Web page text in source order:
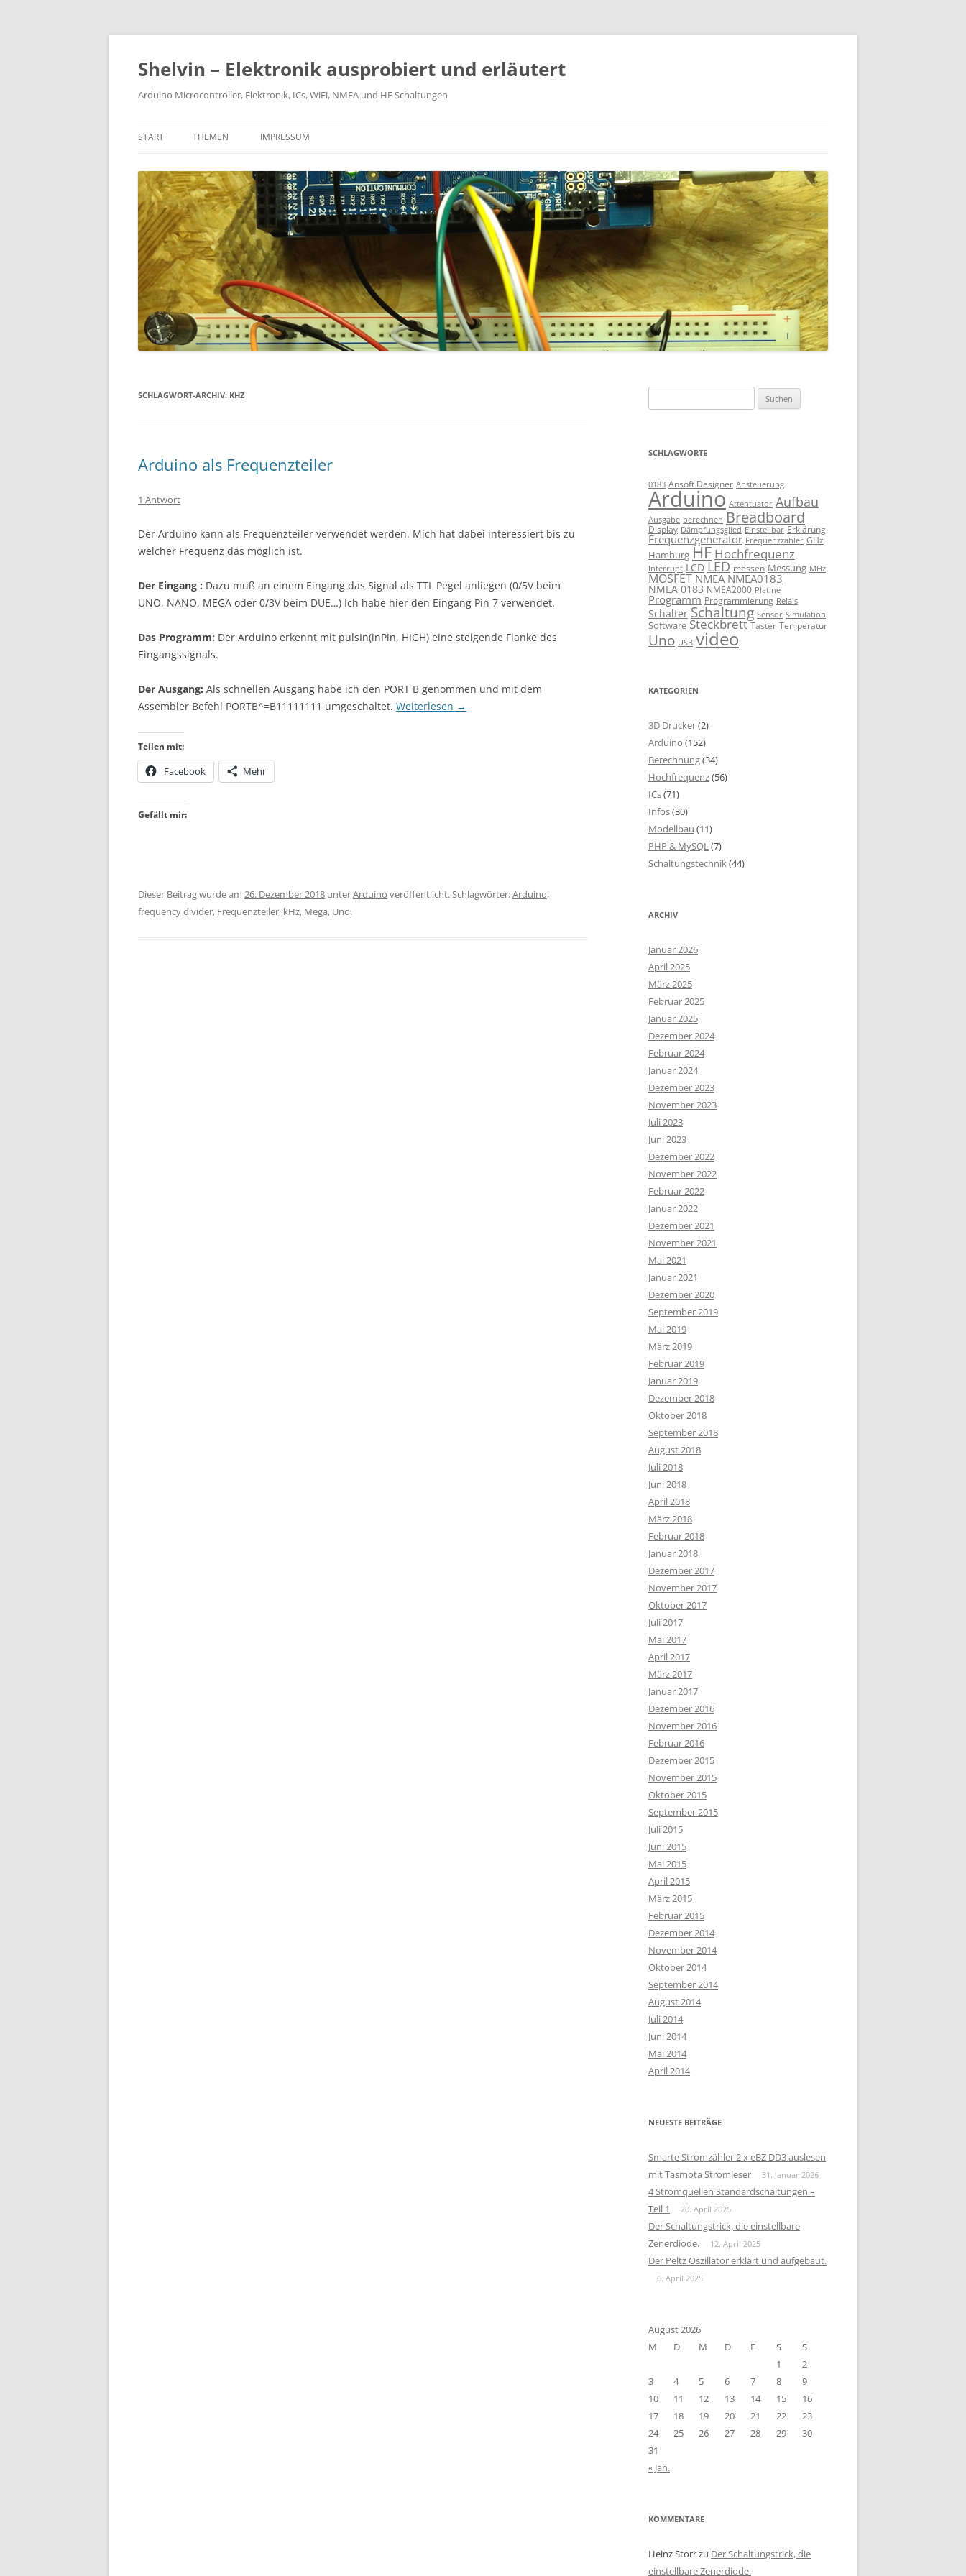
Zum
springen
Shelvin – Elektronik ausprobiert und erläutert
Arduino Microcontroller, Elektronik, ICs, WiFi, NMEA und HF Schaltungen
START THEMEN IMPRESSUM
SCHLAGWORT-ARCHIV: KHZ
Arduino als Frequenzteiler
1 Antwort
Der Arduino kann als Frequenzteiler verwendet werden. Mich hat dabei interessiert bis zu
welcher Frequenz das möglich ist.
Der Eingang : Dazu muß an einem Eingang das Signal als TTL Pegel anliegen (0/5V beim
UNO, NANO, MEGA oder 0/3V beim DUE…) Ich habe hier den Eingang Pin 7 verwendet.
Das Programm: Der Arduino erkennt mit pulsIn(inPin, HIGH) eine steigende Flanke des
Eingangssignals.
Der Ausgang: Als schnellen Ausgang habe ich den PORT B genommen und mit dem
Assembler Befehl PORTB^=B11111111 umgeschaltet. Weiterlesen →
Teilen mit:
Facebook Mehr
Gefällt mir:
Dieser Beitrag wurde am 26. Dezember 2018 unterArduino veröffentlicht. Schlagwörter:Arduino,
frequency divider, Frequenzteiler, kHz, Mega, Uno.
nach:
SCHLAGWORTE
0183 Ansoft Designer Ansteuerung
Arduino Attentuator Aufbau
Ausgabe berechnen Breadboard
Display Dämpfungsglied Einstellbar Erklärung
Frequenzgenerator Frequenzzähler GHz
Hamburg HF Hochfrequenz
Interrupt LCD LED messen Messung MHz
MOSFET NMEA NMEA0183
NMEA 0183 NMEA2000 Platine
Programm Programmierung Relais
Schalter Schaltung Sensor Simulation
Software Steckbrett Taster Temperatur
Uno USB video
KATEGORIEN
3D Drucker(2)
Arduino (152)
Berechnung(34)
Hochfrequenz(56)
ICs(71)
Infos(30)
Modellbau (11)
PHP & MySQL(7)
Schaltungstechnik(44)
ARCHIV
Januar 2026
April 2025
März 2025
Februar 2025
Januar 2025
Dezember 2024
Februar 2024
Januar 2024
Dezember 2023
November 2023
Juli 2023
Juni 2023
Dezember 2022
November 2022
Februar 2022
Januar 2022
Dezember 2021
November 2021
Mai 2021
Januar 2021
Dezember 2020
September 2019
Mai 2019
März 2019
Februar 2019
Januar 2019
Dezember 2018
Oktober 2018
September 2018
August 2018
Juli 2018
Juni 2018
April 2018
März 2018
Februar 2018
Januar 2018
Dezember 2017
November 2017
Oktober 2017
Juli 2017
Mai 2017
April 2017
März 2017
Januar 2017
Dezember 2016
November 2016
Februar 2016
Dezember 2015
November 2015
Oktober 2015
September 2015
Juli 2015
Juni 2015
Mai 2015
April 2015
März 2015
Februar 2015
Dezember 2014
November 2014
Oktober 2014
September 2014
August 2014
Juli 2014
Juni 2014
Mai 2014
April 2014
NEUESTE BEITRÄGE
Smarte Stromzähler 2 x eBZ DD3 auslesen
mit Tasmota Stromleser
31. Januar 2026
4 Stromquellen Standardschaltungen –
Teil 1
20. April 2025
Der Schaltungstrick, die einstellbare
Zenerdiode.
12. April 2025
Der Peltz Oszillator erklärt und aufgebaut.
6. April 2025
August 2026
M
D M D F S
S
1
2
3
4 5 6 7 8
9
10
11 12 13 14 15
16
17
18 19 20 21 22
23
24
25 26 27 28 29
30
31
« Jan.
KOMMENTARE
Heinz Storrzu Der Schaltungstrick, die
einstellbare Zenerdiode.